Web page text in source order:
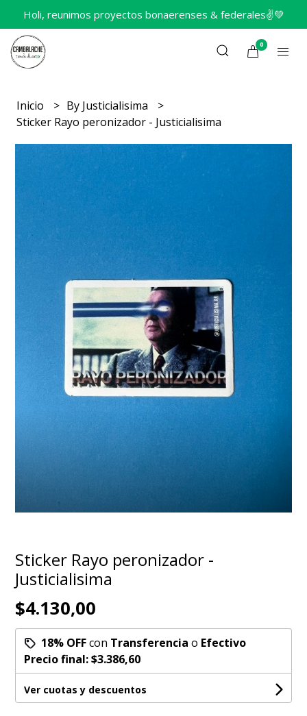
Holi, reunimos proyectos bonaerenses & federales✌️💚
0
Inicio
By Justicialisima
Sticker Rayo peronizador - Justicialisima
Sticker Rayo peronizador -
Justicialisima
$4.130,00
18% OFFcon Transferencia o Efectivo
Precio final:$3.386,60
Ver cuotas y descuentos